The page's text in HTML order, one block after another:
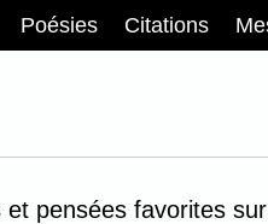
Poésies Citations
et pensées favorites